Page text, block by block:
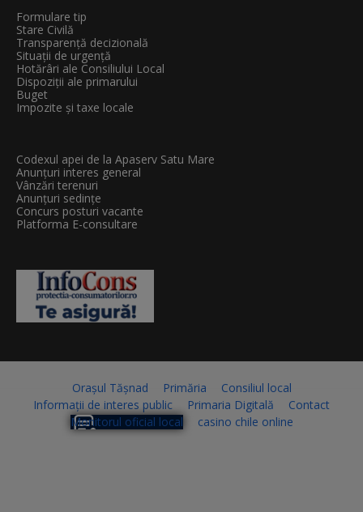
Formulare tip
Stare Civilă
Transparenţă decizională
Situații de urgență
Hotărâri ale Consiliului Local
Dispoziții ale primarului
Buget
Impozite și taxe locale
Codexul apei de la Apaserv Satu Mare
Anunțuri interes general
Vânzări terenuri
Anunțuri sedințe
Concurs posturi vacante
Platforma E-consultare
Orașul Tășnad Primăria
Consiliul local
Informații de interes public
Primaria Digitală
Contact
Monitorul oficial local
casino chile online